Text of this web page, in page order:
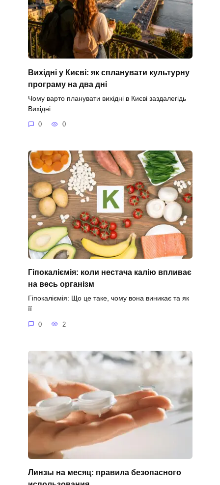
Вихідні у Києві: як спланувати культурну
програму на два дні
Чому варто планувати вихідні в Києві заздалегідь
Вихідні
0 0
Гіпокаліємія: коли нестача калію впливає
на весь організм
Гіпокаліємія: Що це таке, чому вона виникає та як
її
0 2
Линзы на месяц: правила безопасного